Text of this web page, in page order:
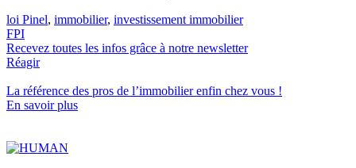
loi Pinel, immobilier, investissement immobilier
FPI
Recevez toutes les infos grâce à notre newsletter
Réagir
La référence des pros de l’immobilierenfin chez vous !
En savoir plus